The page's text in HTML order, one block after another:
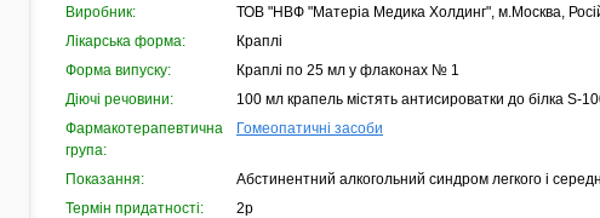
Виробник:
ТОВ "НВФ "Матеріа Медика Холдинг", м.Москва,
Лікарська форма:
Краплі
Форма випуску:
Краплі по 25 мл у флаконах № 1
Діючі речовини:
100 мл крапель містять антисироватки до білка S-
Фармакотерапевтична
група:
Гомеопатичні засоби
Показання:
Абстинентний алкогольний синдром легкого і
Термін придатності:
2р